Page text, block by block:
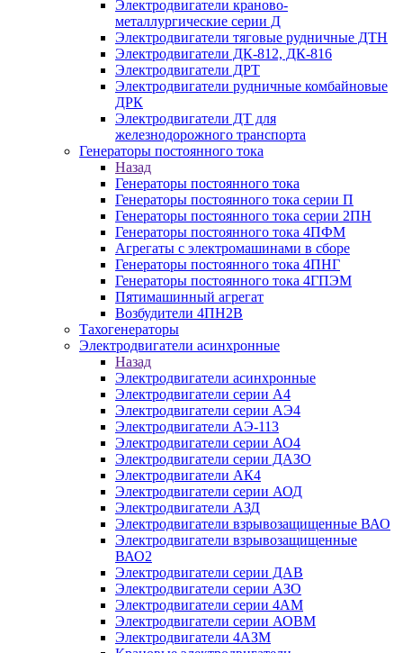
Электродвигатели краново-
металлургические серии Д
Электродвигатели тяговые рудничные ДТН
Электродвигатели ДК-812, ДК-816
Электродвигатели ДРТ
Электродвигатели рудничные комбайновые
ДРК
Электродвигатели ДТ для
железнодорожного транспорта
Генераторы постоянного тока
Назад
Генераторы постоянного тока
Генераторы постоянного тока серии П
Генераторы постоянного тока серии 2ПН
Генераторы постоянного тока 4ПФМ
Агрегаты с электромашинами в сборе
Генераторы постоянного тока 4ПНГ
Генераторы постоянного тока 4ГПЭМ
Пятимашинный агрегат
Возбудители 4ПН2В
Тахогенераторы
Электродвигатели асинхронные
Назад
Электродвигатели асинхронные
Электродвигатели серии А4
Электродвигатели серии АЭ4
Электродвигатели АЭ-113
Электродвигатели серии АО4
Электродвигатели серии ДАЗО
Электродвигатели АК4
Электродвигатели серии АОД
Электродвигатели АЗД
Электродвигатели взрывозащищенные ВАО
Электродвигатели взрывозащищенные
ВАО2
Электродвигатели серии ДАВ
Электродвигатели серии АЗО
Электродвигатели серии 4АМ
Электродвигатели серии АОВМ
Электродвигатели 4АЗМ